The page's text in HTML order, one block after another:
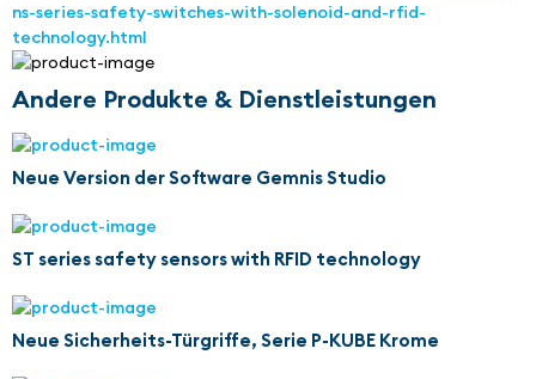
ns-series-safety-switches-with-solenoid-and-rfid-
technology.html
Andere Produkte & Dienstleistungen
Neue Version der Software Gemnis Studio
ST series safety sensors with RFID technology
Neue Sicherheits-Türgriffe, Serie P-KUBE Krome